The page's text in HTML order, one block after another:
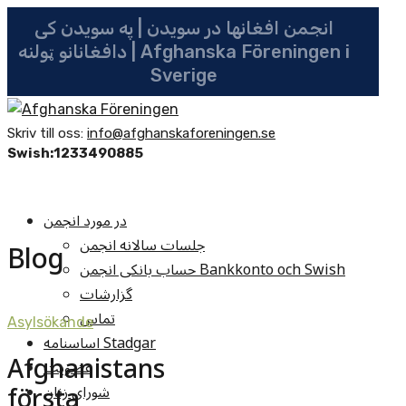
انجمن افغانها در سویدن | په سویدن کی
دافغانانو ټولنه | Afghanska Föreningen i
Sverige
Skriv till oss: info@afghanskaforeningen.se
Swish:1233490885
در مورد انجمن
جلسات سالانه انجمن
حساب بانکی انجمن Bankkonto och Swish
گزارشات
تماس
اساسنامه Stadgar
عضویت
شوراي زنان
Blog
Asylsökande
Afghanistans